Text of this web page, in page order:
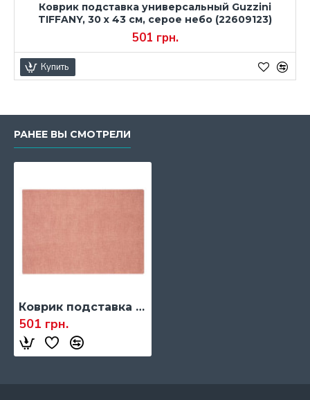
Коврик подставка универсальный Guzzini
TIFFANY, 30 х 43 см, серое небо (22609123)
501 грн.
Купить
РАНЕЕ ВЫ СМОТРЕЛИ
Коврик подставка универсальный Guzzini TIFFANY, 30 х 43 см, корал (22609123)
501 грн.